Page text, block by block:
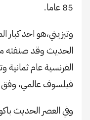
85 عاما.
وتيزيني،هو احد كبار
الحديث وقد صنفته
الفرنسية عام
فيلسوف عالمي، وفق
وفي العصر الحديث